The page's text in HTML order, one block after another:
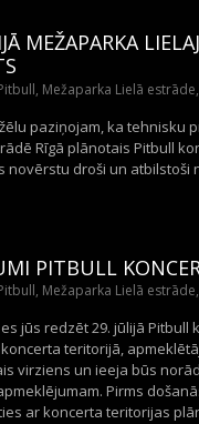
MEŽAPARKA
Pitbull, Mežaparka Lielā
paziņojam, ka tehnisku
Rīgā plānotais Pitbull
novērstu droši un atbilstoši
PITBULL
Pitbull, Mežaparka Lielā
jūs redzēt 29. jūlijā
teritorijā,
virziens un ieeja būs
Pirms
ar koncerta teritorijas